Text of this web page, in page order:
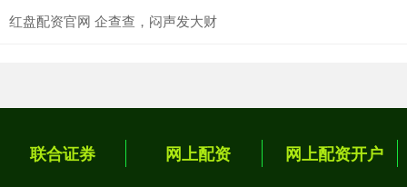
红盘配资官网 企查查，闷声发大财
联合证券 网上配资 网上配资开户